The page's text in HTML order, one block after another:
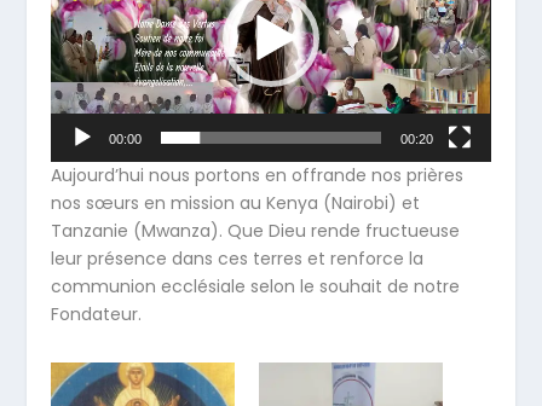
00:00 00:20
Aujourd’hui nous portons en offrande nos prières
nos sœurs en mission au Kenya (Nairobi) et
Tanzanie (Mwanza). Que Dieu rende fructueuse
leur présence dans ces terres et renforce la
communion ecclésiale selon le souhait de notre
Fondateur.